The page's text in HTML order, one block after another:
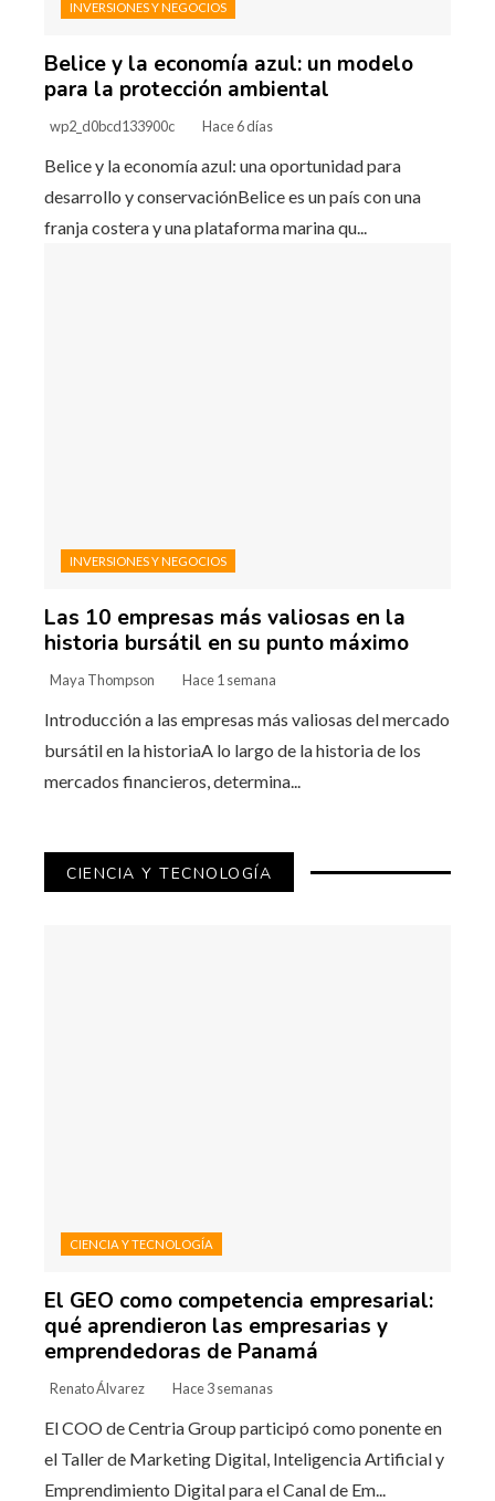
INVERSIONES Y NEGOCIOS
Belice y la economía azul: un modelo
para la protección ambiental
wp2_d0bcd133900c Hace 6 días
Belice y la economía azul: una oportunidad para
desarrollo y conservaciónBelice es un país con una
franja costera y una plataforma marina qu...
INVERSIONES Y NEGOCIOS
Las 10 empresas más valiosas en la
historia bursátil en su punto máximo
Maya Thompson Hace 1 semana
Introducción a las empresas más valiosas del mercado
bursátil en la historiaA lo largo de la historia de los
mercados financieros, determina...
CIENCIA Y TECNOLOGÍA
CIENCIA Y TECNOLOGÍA
El GEO como competencia empresarial:
qué aprendieron las empresarias y
emprendedoras de Panamá
Renato Álvarez Hace 3 semanas
El COO de Centria Group participó como ponente en
el Taller de Marketing Digital, Inteligencia Artificial y
Emprendimiento Digital para el Canal de Em...